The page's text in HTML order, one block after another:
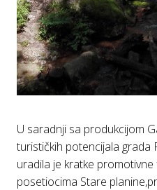
U saradnji sa produkcijom
turističkih potencijala grada
uradila je kratke
posetiocima Stare